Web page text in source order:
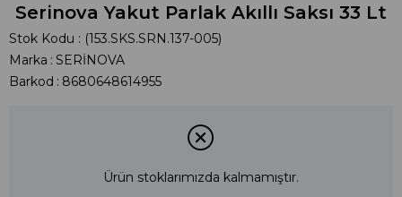
Serinova Yakut Parlak Akıllı Saksı 33 Lt
Stok Kodu
(153.SKS.SRN.137-005)
Marka : SERİNOVA
Barkod : 8680648614955
Ürün stoklarımızda kalmamıştır.